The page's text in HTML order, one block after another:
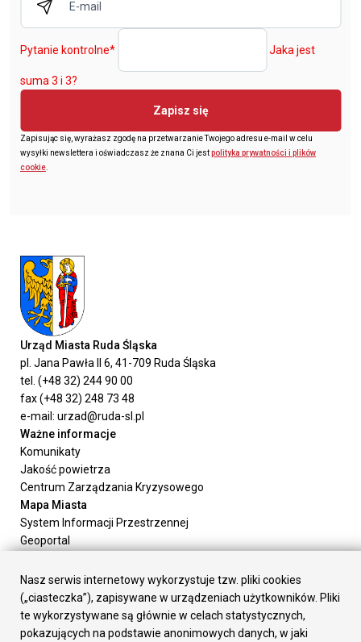
Pytanie kontrolne* Jaka jest
suma 3 i 3?
Zapisz się
Zapisując się, wyrażasz zgodę na przetwarzanie Twojego adresu e-mail w celu
wysyłki newslettera i oświadczasz że znana Ci jestpolityka prywatności i plików
cookie
Urząd Miasta Ruda Śląska
pl. Jana Pawła II 6, 41-709 Ruda Śląska
tel. (+48 32) 244 90 00
fax (+48 32) 248 73 48
e-mail: urzad@ruda-sl.pl
Ważne informacje
Komunikaty
Jakość powietrza
Centrum Zarządzania Kryzysowego
Mapa Miasta
System Informacji Przestrzennej
Geoportal
Załatw sprawę
Prezydent Miasta
Rada Miasta
Wydziały
Nasz serwis internetowy wykorzystuje tzw. pliki cookies
(„ciasteczka”), zapisywane w urządzeniach użytkowników. Pliki
te wykorzystywane są głównie w celach statystycznych,
pokazujących na podstawie anonimowych danych, w jaki